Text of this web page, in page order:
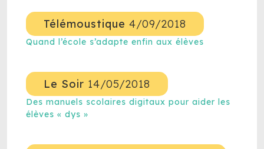
Télémoustique 4/09/2018
Quand l’école s’adapte enfin aux élèves
Le Soir 14/05/2018
Des manuels scolaires digitaux pour aider les
élèves « dys »